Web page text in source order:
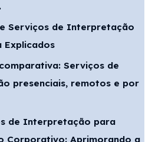
Serviços de Interpretação
Explicados
Serviços de
presenciais, remotos e por
de Interpretação para
Corporativo: Aprimorando a